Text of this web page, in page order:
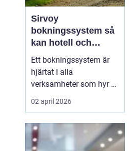
Sirvoy
bokningssystem så
kan hotell och
uthyrning ta nästa
steg
Ett bokningssystem är
hjärtat i alla
verksamheter som hyr ut
rum, stugor eller andra
objekt. När bokningarna
mejl till webben behövs
verktyg som är lätta att
02 april 2026